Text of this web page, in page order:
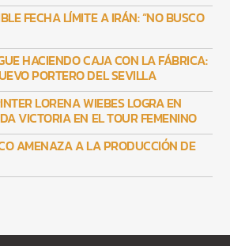
FECHA LÍMITE A IRÁN: “NO BUSCO
HACIENDO CAJA CON LA FÁBRICA:
PORTERO DEL SEVILLA
LORENA WIEBES LOGRA EN
VICTORIA EN EL TOUR FEMENINO
AMENAZA A LA PRODUCCIÓN DE